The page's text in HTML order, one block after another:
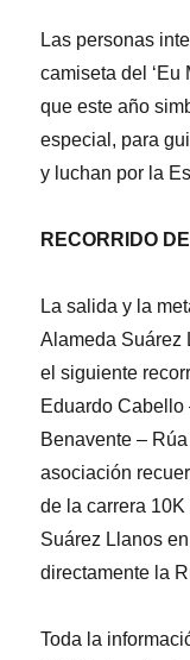
Las personas
camiseta del ‘Eu
que este año
especial, para
y luchan por la
RECORRIDO
La salida y la
Alameda Suárez
el siguiente
Eduardo Cabello
Benavente –
asociación
de la carrera
Suárez Llanos
directamente la
Toda la